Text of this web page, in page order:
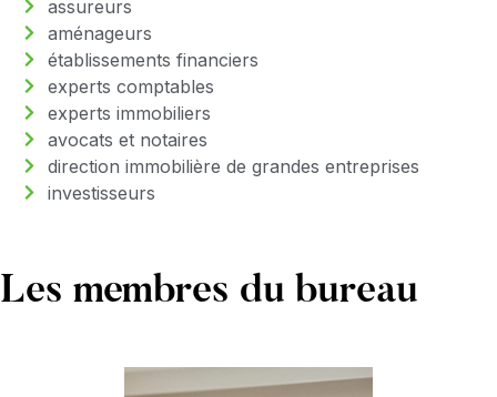
assureurs
aménageurs
établissements financiers
experts comptables
experts immobiliers
avocats et notaires
direction immobilière de grandes entreprises
investisseurs
Les membres du bureau